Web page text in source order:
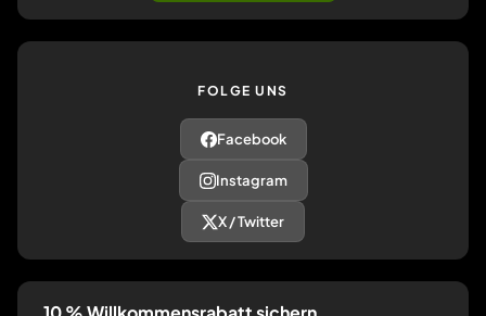
FOLGE UNS
Facebook
Instagram
X / Twitter